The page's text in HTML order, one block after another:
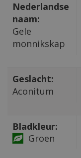
Nederlandse
naam:
Gele
monnikskap
Geslacht:
Aconitum
Bladkleur:
Groen